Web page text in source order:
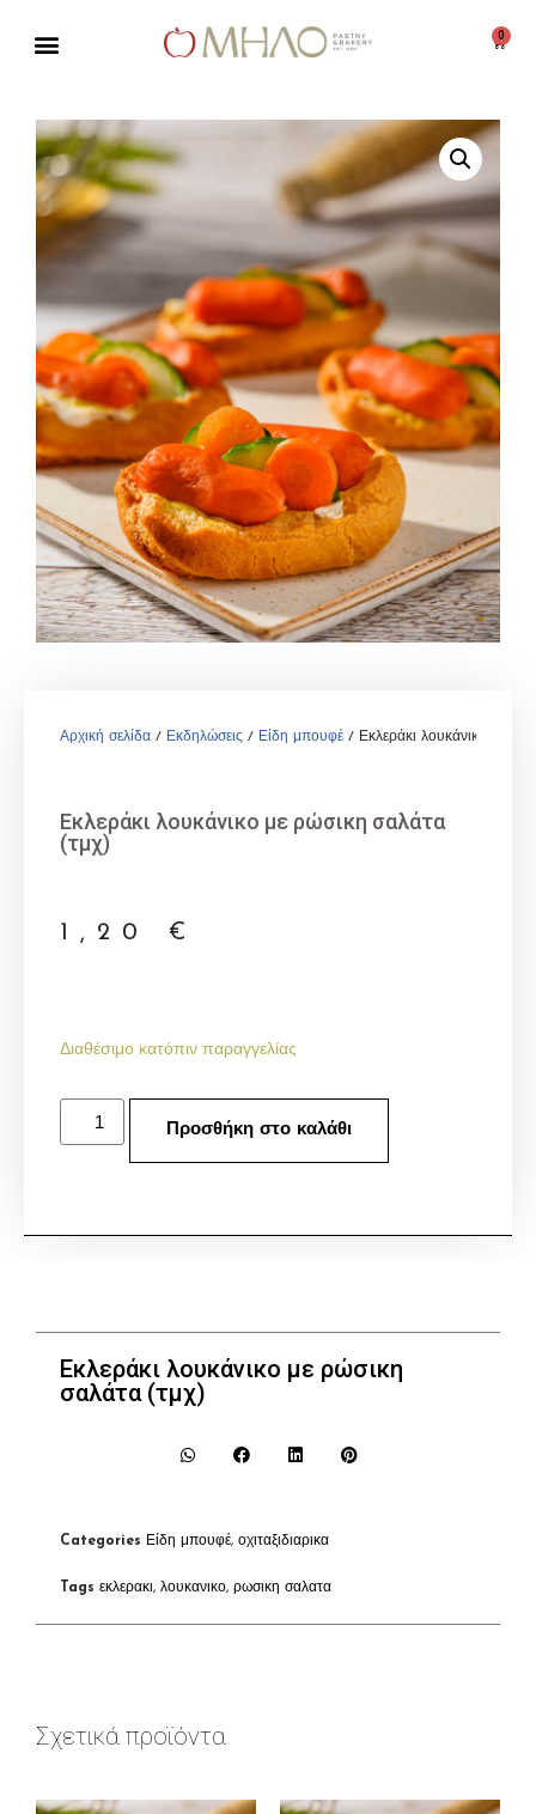
περιεχόμενο
0
Αρχική σελίδα / Εκδηλώσεις / Είδη μπουφέ / Εκλεράκι λουκάνικο με
Εκλεράκι λουκάνικο με ρώσικη σαλάτα
(τμχ)
1,20 €
Διαθέσιμο κατόπιν παραγγελίας
Προσθήκη στο καλάθι
Εκλεράκι λουκάνικο με ρώσικη
σαλάτα (τμχ)
Categories Είδη μπουφέ, οχιταξιδιαρικα
Tags εκλερακι, λουκανικο, ρωσικη σαλατα
Σχετικά προϊόντα